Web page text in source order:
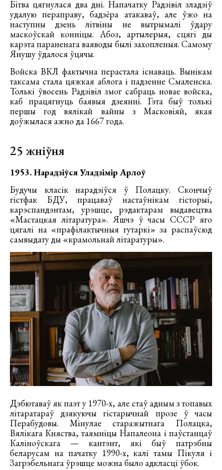
Бітва цягнулася два дні. Напачатку Радзівіл зладзіў
удалую пераправу, бадзёра атакаваў, але ўжо на
наступны дзень літвіны не вытрымалі ўдару
маскоўскай конніцы. Абоз, артылерыя, сцягі ды
карэта параненага ваяводы былі захопленыя. Самому
Янушу ўдалося ўцячы.
Войска ВКЛ фактычна перастала існаваць. Вынікам
таксама стала цяжкая аблога і падзенне Смаленска.
Толькі ўвосень Радзівіл змог сабраць новае войска,
каб працягнуць баявыя дзеянні. Гэта быў толькі
першы год вялікай вайны з Масковіяй, якая
доўжылася ажно да 1667 года.
25 жніўня
1953. Нарадзіўся Уладзімір Арлоў
Будучы класік нарадзіўся ў Полацку. Скончыў
гістфак БДУ, працаваў настаўнікам гісторыі,
карэспандэнтам, урэшце, рэдактарам выдавецтва
«Мастацкая літаратура». Яшчэ ў часы СССР яго
цягалі на «прафілактычныя гутаркі» за распаўсюд
самвыдату ды «крамольнай літаратуры».
Дэбютаваў як паэт у 1970-х, але стаў адным з топавых
літаратараў дзякуючы гістарычнай прозе ў часы
Перабудовы. Мінулае старажытнага Полацка,
Вялікага Княства, таямніцы Напалеона і паўстанцаў
Каліноўскага — кантэнт, які быў патрэбны
беларусам на пачатку 1990-х, калі тамы Пікуля і
Загрэбельнага ўрэшце можна было адкласці ўбок.